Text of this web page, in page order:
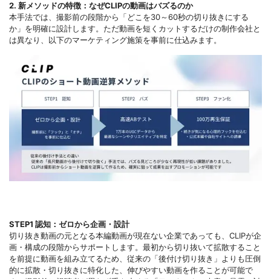
2. 新メソッドの特徴：なぜCLIPの動画はバズるのか
本手法では、撮影前の段階から「どこを30～60秒の切り抜きにする
か」を明確に設計します。ただ動画を短くカットするだけの制作会社と
は異なり、以下のマーケティング施策を事前に仕込みます。
STEP1 認知：ゼロから企画・設計
切り抜き動画の元となる本編動画が現在ない企業であっても、CLIPが企
画・構成の段階からサポートします。最初から切り抜いて拡散すること
を前提に動画を組み立てるため、従来の「後付け切り抜き」よりも圧倒
的に拡散・切り抜きに特化した、伸びやすい動画を作ることが可能で